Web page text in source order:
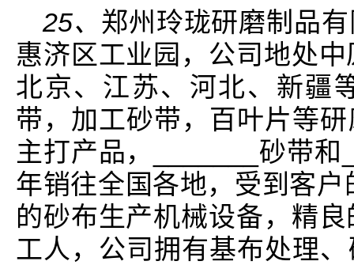
25、 郑州玲珑研磨制品
惠济区工业园，公司地处
北京、江苏、河北、新疆
带，加工砂带，百叶片等
主打产品，_______砂带
年销往全国各地，受到客
的砂布生产机械设备，精
工人，公司拥有基布处理